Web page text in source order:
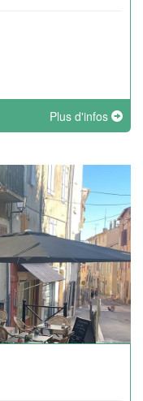
Plus d'infos